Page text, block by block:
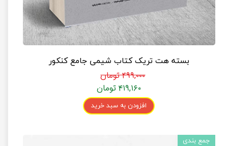
بسته هت تریک کتاب شیمی جامع کنکور
۴۹۹,۰۰۰ تومان
۴۱۹,۱۶۰ تومان
افزودن به سبد خرید
جمع بندی